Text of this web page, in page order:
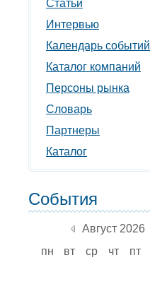
Статьи
Интервью
Календарь событий
Каталог компаний
Персоны рынка
Словарь
Партнеры
Каталог
События
Август 2026
пн
вт ср чт пт